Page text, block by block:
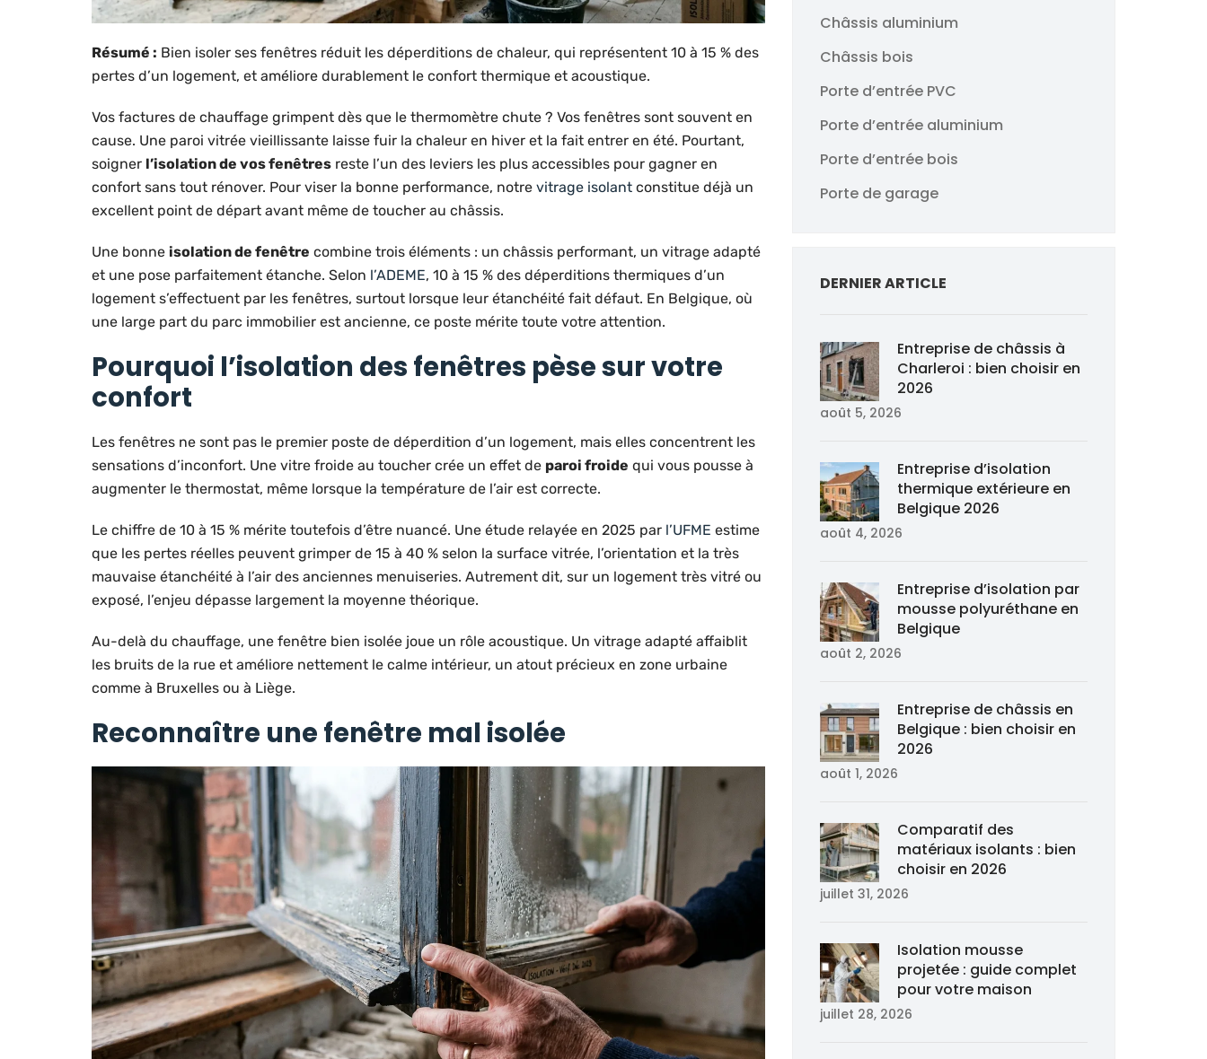
Résumé : Bien isoler ses fenêtres réduit les déperditions de chaleur, qui représentent 10 à 15 % des
pertes d’un logement, et améliore durablement le confort thermique et acoustique.
Vos factures de chauffage grimpent dès que le thermomètre chute ? Vos fenêtres sont souvent en
cause. Une paroi vitrée vieillissante laisse fuir la chaleur en hiver et la fait entrer en été. Pourtant,
soigner l’isolation de vos fenêtres reste l’un des leviers les plus accessibles pour gagner en
confort sans tout rénover. Pour viser la bonne performance, notre vitrage isolant constitue déjà un
excellent point de départ avant même de toucher au châssis.
Une bonne isolation de fenêtre combine trois éléments : un châssis performant, un vitrage adapté
et une pose parfaitement étanche. Selon l’ADEME, 10 à 15 % des déperditions thermiques d’un
logement s’effectuent par les fenêtres, surtout lorsque leur étanchéité fait défaut. En Belgique, où
une large part du parc immobilier est ancienne, ce poste mérite toute votre attention.
Pourquoi l’isolation des fenêtres pèse sur votre
confort
Les fenêtres ne sont pas le premier poste de déperdition d’un logement, mais elles concentrent les
sensations d’inconfort. Une vitre froide au toucher crée un effet de paroi froide qui vous pousse à
augmenter le thermostat, même lorsque la température de l’air est correcte.
Le chiffre de 10 à 15 % mérite toutefois d’être nuancé. Une étude relayée en 2025 par l’UFME estime
que les pertes réelles peuvent grimper de 15 à 40 % selon la surface vitrée, l’orientation et la très
mauvaise étanchéité à l’air des anciennes menuiseries. Autrement dit, sur un logement très vitré ou
exposé, l’enjeu dépasse largement la moyenne théorique.
Au-delà du chauffage, une fenêtre bien isolée joue un rôle acoustique. Un vitrage adapté affaiblit
les bruits de la rue et améliore nettement le calme intérieur, un atout précieux en zone urbaine
comme à Bruxelles ou à Liège.
Reconnaître une fenêtre mal isolée
Châssis aluminium
Châssis bois
Porte d’entrée PVC
Porte d’entrée aluminium
Porte d’entrée bois
Porte de garage
DERNIER ARTICLE
Entreprise de châssis à
Charleroi : bien choisir en
2026
août 5, 2026
Entreprise d’isolation
thermique extérieure en
Belgique 2026
août 4, 2026
Entreprise d’isolation par
mousse polyuréthane en
Belgique
août 2, 2026
Entreprise de châssis en
Belgique : bien choisir en
2026
août 1, 2026
Comparatif des
matériaux isolants : bien
choisir en 2026
juillet 31, 2026
Isolation mousse
projetée : guide complet
pour votre maison
juillet 28, 2026